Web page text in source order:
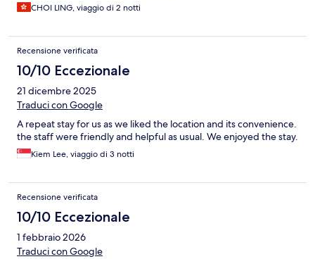
CHOI LING, viaggio di 2 notti
Recensione verificata
10/10 Eccezionale
21 dicembre 2025
Traduci con Google
A repeat stay for us as we liked the location and its convenience.
the staff were friendly and helpful as usual. We enjoyed the stay.
Kiem Lee, viaggio di 3 notti
Recensione verificata
10/10 Eccezionale
1 febbraio 2026
Traduci con Google